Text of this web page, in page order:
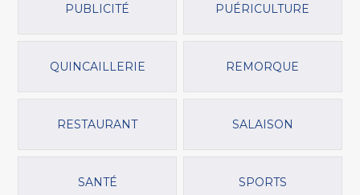
PUBLICITÉ PUÉRICULTURE
QUINCAILLERIE REMORQUE
RESTAURANT SALAISON
SANTÉ SPORTS